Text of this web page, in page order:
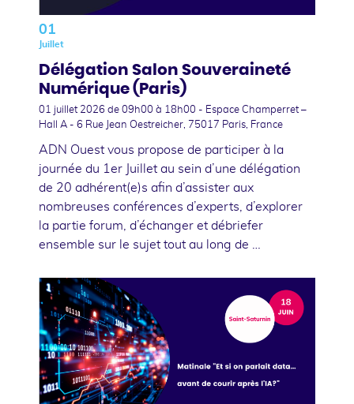
01
Juillet
Délégation Salon Souveraineté
Numérique (Paris)
01 juillet 2026 de 09h00 à 18h00 - Espace Champerret –
Hall A - 6 Rue Jean Oestreicher, 75017 Paris, France
ADN Ouest vous propose de participer à la
journée du 1er Juillet au sein d’une délégation
de 20 adhérent(e)s afin d’assister aux
nombreuses conférences d’experts, d’explorer
la partie forum, d’échanger et débriefer
ensemble sur le sujet tout au long de …